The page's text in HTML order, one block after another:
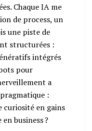
Chaque IA me
de process, un
une piste de
structurées :
intégrés
pour
a
:
en gains
business ?